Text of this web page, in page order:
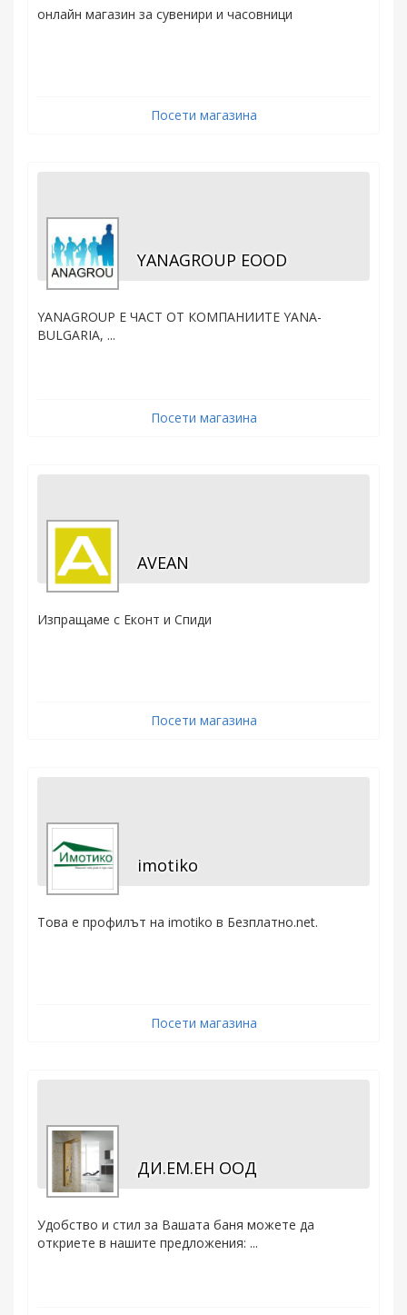
онлайн магазин за сувенири и часовници
Посети магазина
YANAGROUP EOOD
YANAGROUP Е ЧАСТ ОТ КОМПАНИИТЕ YANA-
BULGARIA, ...
Посети магазина
AVEAN
Изпращаме с Еконт и Спиди
Посети магазина
imotiko
Това е профилът на imotiko в Безплатно.net.
Посети магазина
ДИ.ЕМ.ЕН ООД
Удобство и стил за Вашата баня можете да
откриете в нашите предложения: ...